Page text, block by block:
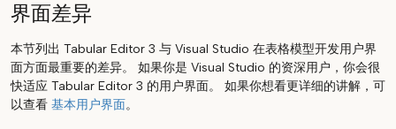
界面差异
本节列出 Tabular Editor 3 与 Visual Studio 在表格模型开发用户界
面方面最重要的差异。 如果你是 Visual Studio 的资深用户，你会很
快适应 Tabular Editor 3 的用户界面。 如果你想看更详细的讲解，可
以查看 基本用户界面。